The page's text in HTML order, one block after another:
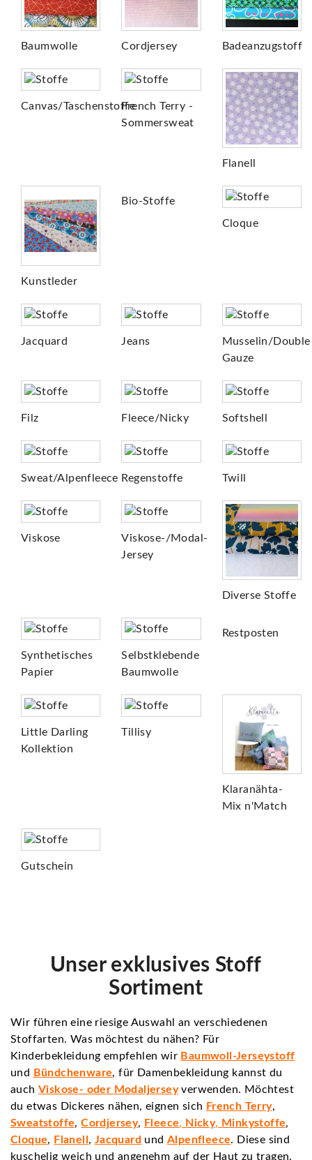
Baumwolle Cordjersey Badeanzugstoff
Canvas/TaschenstoffeFrench Terry -
Sommersweat
Flanell
Kunstleder
Bio-Stoffe
Cloque
Jacquard Jeans
Musselin/Double
Gauze
Filz Fleece/Nicky Softshell
Sweat/Alpenfleece Regenstoffe Twill
Viskose
Viskose-/Modal-
Jersey
Diverse Stoffe
Synthetisches
Papier
Selbstklebende
Baumwolle
Restposten
Little Darling
Kollektion
Tillisy
Klaranähta-
Mix n'Match
Gutschein
Unser exklusives Stoff
Sortiment
Wir führen eine riesige Auswahl an verschiedenen
Stoffarten. Was möchtest du nähen? Für
Kinderbekleidung empfehlen wir Baumwoll-Jerseystoff
und
Bündchenware, für Damenbekleidung kannst du
auch Viskose- oder Modaljerseyverwenden. Möchtest
du etwas Dickeres nähen, eignen sich French Terry,
Sweatstoffe,Cordjersey, Fleece, Nicky, Minkystoffe,
Cloque, Flanell , Jacquard undAlpenfleece. Diese sind
kuschelig weich und angenehm auf der Haut zu tragen.